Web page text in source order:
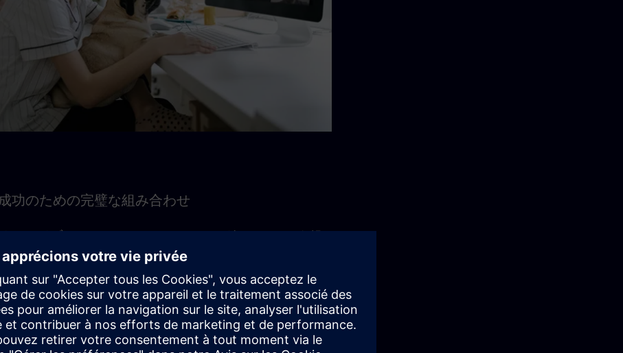
功のための完璧な組み合わせ
のライブモジュールとセルフラーニングモジュールを組
わたって最適に提供され、着実な定着を促します。
セルフラーニングモジュールへの取り組みやオンデマン
用のためのラーニングメンバーシップが含まれています。
グコンサルタントは、ライブ・モジュール中はもちろ
ションでの質問や1対1のディスカッションを通じても、